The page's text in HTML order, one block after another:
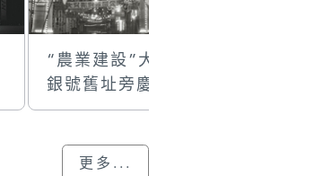
“農業建設”大豐
銀號舊址旁慶祝
建國十二週年的
更多...